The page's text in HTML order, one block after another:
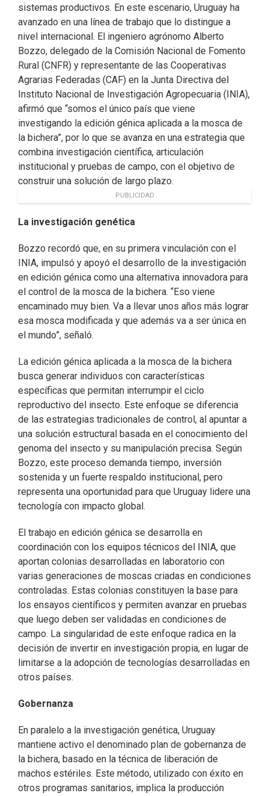
sistemas productivos. En este escenario, Uruguay ha
avanzado en una línea de trabajo que lo distingue a
nivel internacional. El ingeniero agrónomo Alberto
Bozzo, delegado de la Comisión Nacional de Fomento
Rural (CNFR) y representante de las Cooperativas
Agrarias Federadas (CAF) en la Junta Directiva del
Instituto Nacional de Investigación Agropecuaria (INIA),
afirmó que “somos el único país que viene
investigando la edición génica aplicada a la mosca de
la bichera”, por lo que se avanza en una estrategia que
combina investigación científica, articulación
institucional y pruebas de campo, con el objetivo de
construir una solución de largo plazo.
PUBLICIDAD
La investigación genética
Bozzo recordó que, en su primera vinculación con el
INIA, impulsó y apoyó el desarrollo de la investigación
en edición génica como una alternativa innovadora para
el control de la mosca de la bichera. “Eso viene
encaminado muy bien. Va a llevar unos años más lograr
esa mosca modificada y que además va a ser única en
el mundo”, señaló.
La edición génica aplicada a la mosca de la bichera
busca generar individuos con características
específicas que permitan interrumpir el ciclo
reproductivo del insecto. Este enfoque se diferencia
de las estrategias tradicionales de control, al apuntar a
una solución estructural basada en el conocimiento del
genoma del insecto y su manipulación precisa. Según
Bozzo, este proceso demanda tiempo, inversión
sostenida y un fuerte respaldo institucional, pero
representa una oportunidad para que Uruguay lidere una
tecnología con impacto global.
El trabajo en edición génica se desarrolla en
coordinación con los equipos técnicos del INIA, que
aportan colonias desarrolladas en laboratorio con
varias generaciones de moscas criadas en condiciones
controladas. Estas colonias constituyen la base para
los ensayos científicos y permiten avanzar en pruebas
que luego deben ser validadas en condiciones de
campo. La singularidad de este enfoque radica en la
decisión de invertir en investigación propia, en lugar de
limitarse a la adopción de tecnologías desarrolladas en
otros países.
Gobernanza
En paralelo a la investigación genética, Uruguay
mantiene activo el denominado plan de gobernanza de
la bichera, basado en la técnica de liberación de
machos estériles. Este método, utilizado con éxito en
otros programas sanitarios, implica la producción